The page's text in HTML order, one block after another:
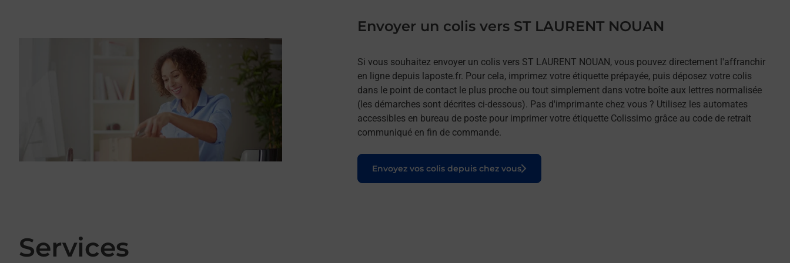
Envoyer un colis vers ST LAURENT NOUAN
Si vous souhaitez envoyer un colis vers ST LAURENT NOUAN, vous pouvez directement l'affranchir
en ligne depuis laposte.fr. Pour cela, imprimez votre étiquette prépayée, puis déposez votre colis
dans le point de contact le plus proche ou tout simplement dans votre boîte aux lettres normalisée
(les démarches sont décrites ci-dessous). Pas d'imprimante chez vous ? Utilisez les automates
accessibles en bureau de poste pour imprimer votre étiquette Colissimo grâce au code de retrait
communiqué en fin de commande.
Envoyez vos colis depuis chez vous
Le lien s'ouvre dans un nouvel onglet
Services